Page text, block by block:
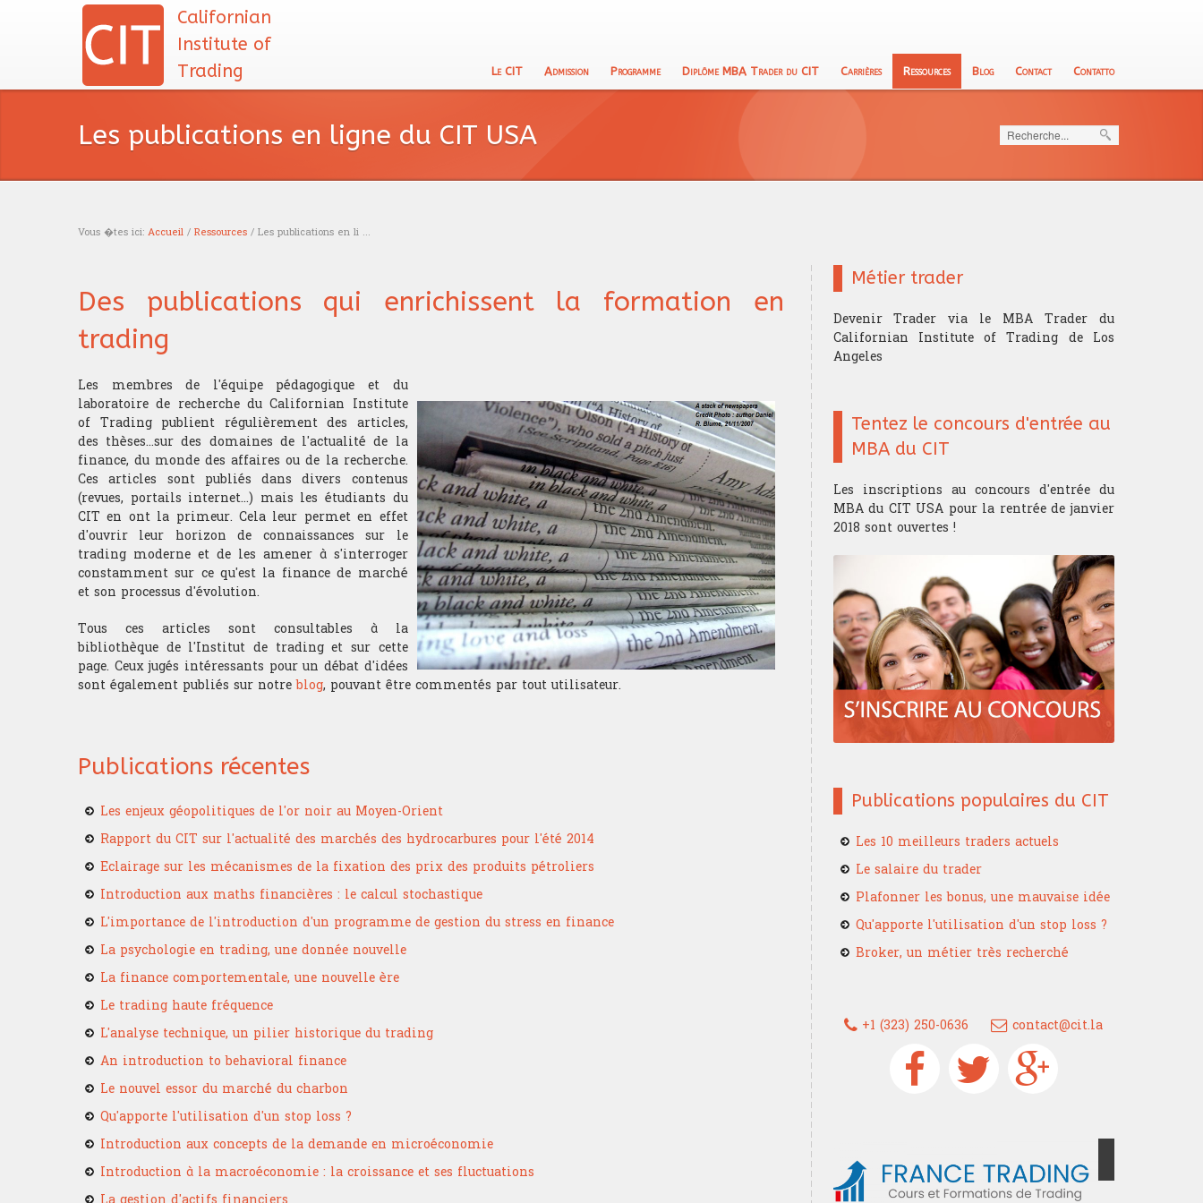
Californian
Institute of
Trading
Le CIT Admission Programme Diplôme MBA Trader du CIT Carrières Ressources Blog Contact Contatto
Les publications en ligne du CIT USA Rechercher
Vous �tes ici: Accueil / Ressources / Les publications en li ...
Des publications qui enrichissent la formation en
trading
Les membres de l'équipe pédagogique et du
laboratoire de recherche du Californian Institute
of Trading publient régulièrement des articles,
des thèses...sur des domaines de l'actualité de la
finance, du monde des affaires ou de la recherche.
Ces articles sont publiés dans divers contenus
(revues, portails internet...) mais les étudiants du
CIT en ont la primeur. Cela leur permet en effet
d'ouvrir leur horizon de connaissances sur le
trading moderne et de les amener à s'interroger
constamment sur ce qu'est la finance de marché
et son processus d'évolution.
Tous ces articles sont consultables à la
bibliothèque de l'Institut de trading et sur cette
page. Ceux jugés intéressants pour un débat d'idées
sont également publiés sur notreblog, pouvant être commentés par tout utilisateur.
Publications récentes
Les enjeux géopolitiques de l'or noir au Moyen-Orient
Rapport du CIT sur l'actualité des marchés des hydrocarbures pour l'été 2014
Eclairage sur les mécanismes de la fixation des prix des produits pétroliers
Introduction aux maths financières : le calcul stochastique
L'importance de l'introduction d'un programme de gestion du stress en finance
La psychologie en trading, une donnée nouvelle
La finance comportementale, une nouvelle ère
Le trading haute fréquence
L'analyse technique, un pilier historique du trading
An introduction to behavioral finance
Le nouvel essor du marché du charbon
Qu'apporte l'utilisation d'un stop loss ?
Introduction aux concepts de la demande en microéconomie
Introduction à la macroéconomie : la croissance et ses fluctuations
Métier trader
Devenir Trader via le MBA Trader du
Californian Institute of Trading de Los
Angeles
Tentez le concours d'entrée au
MBA du CIT
Les inscriptions au concours d'entrée du
MBA du CIT USA pour la rentrée de janvier
2018 sont ouvertes !
Publications populaires du CIT
Les 10 meilleurs traders actuels
Le salaire du trader
Plafonner les bonus, une mauvaise idée
Qu'apporte l'utilisation d'un stop loss ?
Broker, un métier très recherché
+1 (323) 250-0636 contact@cit.la
France Trading